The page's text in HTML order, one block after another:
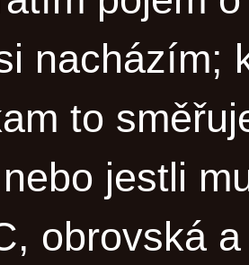
nacházím;
to
jestli
obrovská